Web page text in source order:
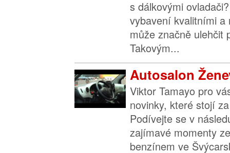
s dálkovými
vybavení kvalitními
může značně ulehčit
Takovým...
Autosalon
Viktor Tamayo pro
novinky, které stojí
Podívejte se v
zajímavé momenty
benzínem ve